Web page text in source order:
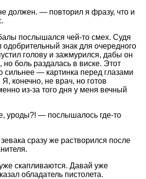
должен. — повторил я фразу, что и
послышался чей-то смех. Судя
одобрительный знак для очередного
голову и зажмурился, дабы он
боль раздалась в виске. Этот
сильнее — картинка перед глазами
конечно, не врач, но готов
из-за того дня у меня вечный
уроды?! — послышалось где-то
сразу же растворился после
скапливаются. Давай уже
обладатель пистолета.